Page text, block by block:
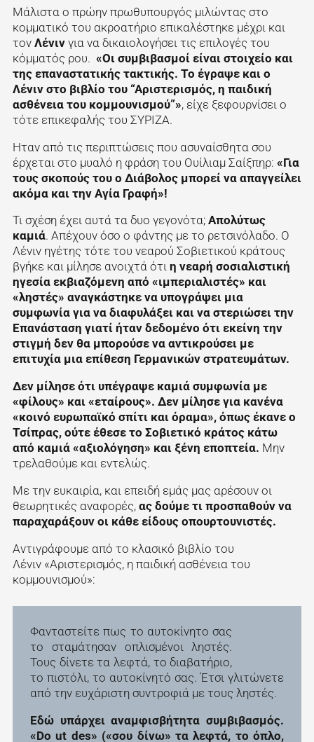
Μάλιστα ο πρώην πρωθυπουργός μιλώντας στο
κομματικό του ακροατήριο επικαλέστηκε μέχρι και
τον Λένινγια να δικαιολογήσει τις επιλογές του
κόμματός ρου. «Οι συμβιβασμοί είναι στοιχείο και
της επαναστατικής τακτικής. Το έγραψε και ο
Λένιν στο βιβλίο του “Αριστερισμός, η παιδική
ασθένεια του κομμουνισμού”», είχε ξεφουρνίσει ο
τότε επικεφαλής του ΣΥΡΙΖΑ.
Ηταν από τις περιπτώσεις που ασυναίσθητα σου
έρχεται στο μυαλό η φράση του Ουίλιαμ Σαίξπηρ: «Για
τους σκοπούς του ο Διάβολος μπορεί να απαγγείλει
ακόμα και την Αγία Γραφή»!
Τι σχέση έχει αυτά τα δυο γεγονότα; Απολύτως
καμιά. Απέχουν όσο ο φάντης με το ρετσινόλαδο. Ο
Λένιν ηγέτης τότε του νεαρού Σοβιετικού κράτους
βγήκε και μίλησε ανοιχτά ότι η νεαρή σοσιαλιστική
ηγεσία εκβιαζόμενη από «ιμπεριαλιστές» και
«ληστές» αναγκάστηκε να υπογράψει μια
συμφωνία για να διαφυλάξει και να στεριώσει την
Επανάσταση γιατί ήταν δεδομένο ότι εκείνη την
στιγμή δεν θα μπορούσε να αντικρούσει με
επιτυχία μια επίθεση Γερμανικών στρατευμάτων.
Δεν μίλησε ότι υπέγραψε καμιά συμφωνία με
«φίλους» και «εταίρους». Δεν μίλησε για κανένα
«κοινό ευρωπαϊκό σπίτι και όραμα», όπως έκανε ο
Τσίπρας, ούτε έθεσε το Σοβιετικό κράτος κάτω
από καμιά «αξιολόγηση» και ξένη εποπτεία. Μην
τρελαθούμε και εντελώς.
Με την ευκαιρία, και επειδή εμάς μας αρέσουν οι
θεωρητικές αναφορές,ας δούμε τι προσπαθούν να
παραχαράξουν οι κάθε είδους οπουρτουνιστές.
Αντιγράφουμε από το κλασικό βιβλίο του
Λένιν «Αριστερισμός, η παιδική ασθένεια του
κομμουνισμού»:
Φανταστείτε πως το αυτοκίνητο σας
το σταμάτησαν οπλισμένοι ληστές.
Τους δίνετε τα λεφτά, το διαβατήριο,
το πιστόλι, το αυτοκίνητό σας. Έτσι γλιτώνετε
από την ευχάριστη συντροφιά με τους ληστές.
Εδώ υπάρχει αναμφισβήτητα συμβιβασμός.
«Do ut des» («σου δίνω» τα λεφτά, το όπλο,